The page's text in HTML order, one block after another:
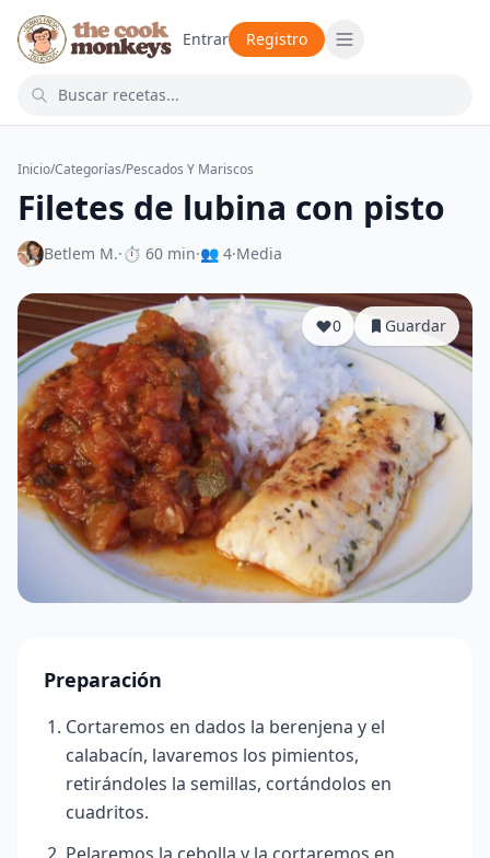
Entrar Registro
Inicio/Categorías/Pescados Y Mariscos
Filetes de lubina con pisto
Betlem M.·⏱ 60 min·👥 4·Media
0 Guardar
Preparación
Cortaremos en dados la berenjena y el
calabacín, lavaremos los pimientos,
retirándoles la semillas, cortándolos en
cuadritos.